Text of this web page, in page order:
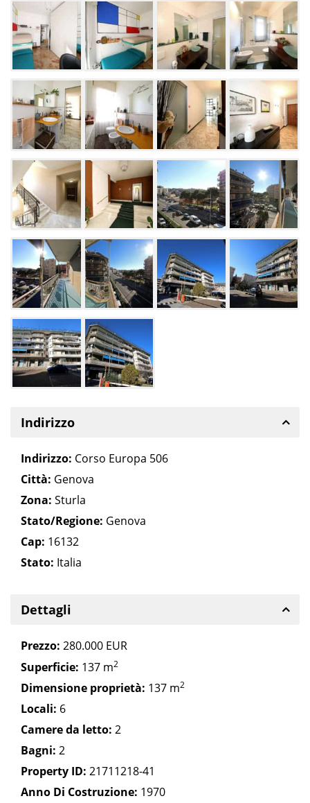
Indirizzo
Indirizzo: Corso Europa 506
Città: Genova
Zona: Sturla
Stato/Regione: Genova
Cap: 16132
Stato: Italia
Dettagli
Prezzo: 280.000 EUR
Superficie: 137 m2
Dimensione proprietà: 137 m2
Locali: 6
Camere da letto: 2
Bagni: 2
Property ID: 21711218-41
Anno Di Costruzione: 1970